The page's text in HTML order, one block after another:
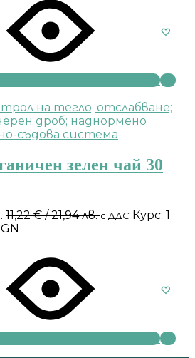
зелен чай 30
11,22€/ 21,94 лв.с ДДС Курс: 1